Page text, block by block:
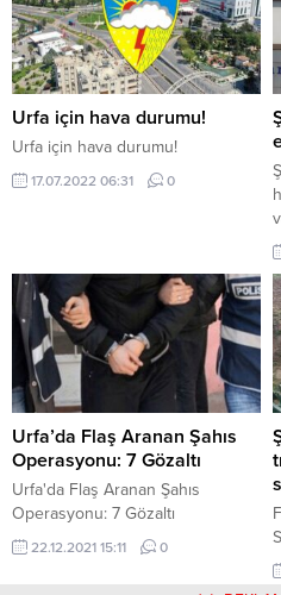
Urfa için hava durumu!
Urfa için hava durumu!
17.07.2022 06:31 0
Urfa’da Flaş Aranan Şahıs
Operasyonu: 7 Gözaltı
Urfa'da Flaş Aranan Şahıs
Operasyonu: 7 Gözaltı
22.12.2021 15:11 0